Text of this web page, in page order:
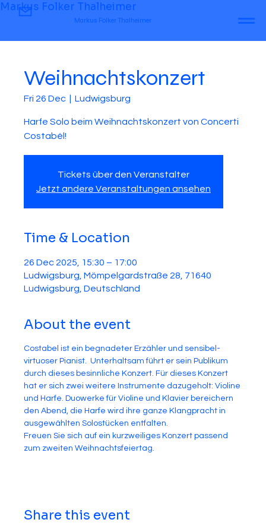
Markus Folker Thalheimer
Markus Folker Thalheimer
Weihnachtskonzert
Fri 26 Dec Ludwigsburg
Harfe Solo beim Weihnachtskonzert von Concerti
Costabél!
Tickets über den Veranstalter
Jetzt andere Veranstaltungen ansehen
Time & Location
26 Dec 2025, 15:30 – 17:00
Ludwigsburg, Mömpelgardstraße 28, 71640
Ludwigsburg, Deutschland
About the event
Costabel ist ein begnadeter Erzähler und sensibel-
virtuoser Pianist.  Unterhaltsam führt er sein Publikum
durch dieses besinnliche Konzert. Für dieses Konzert
hat er sich zwei weitere Instrumente dazugeholt: Violine
und Harfe. Duowerke für Violine und Klavier bereichern
den Abend, die Harfe wird ihre ganze Klangpracht in
ausgewählten Solostücken entfalten.
Freuen Sie sich auf ein kurzweiliges Konzert passend
zum zweiten Weihnachtsfeiertag.
Share this event